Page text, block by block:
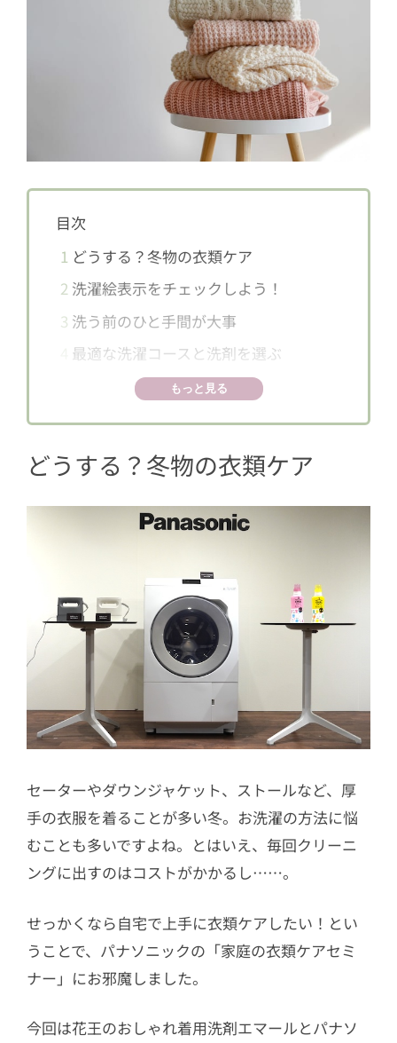
目次
1 どうする？冬物の衣類ケア
2 洗濯絵表示をチェックしよう！
3 洗う前のひと手間が大事
最適な洗濯コースと洗剤を選ぶ
セーターやニットのお洗濯のコツは？
6ストールやニット小物のお洗濯のコツ
7おうちクリーニングコースならダウン
衣類スチーマーを使ってこまめなお手
もっと見る
どうする？冬物の衣類ケア
セーターやダウンジャケット、ストールなど、厚
手の衣服を着ることが多い冬。お洗濯の方法に悩
むことも多いですよね。とはいえ、毎回クリーニ
ングに出すのはコストがかかるし……。
せっかくなら自宅で上手に衣類ケアしたい！とい
うことで、パナソニックの「家庭の衣類ケアセミ
ナー」にお邪魔しました。
今回は花王のおしゃれ着用洗剤エマールとパナソ